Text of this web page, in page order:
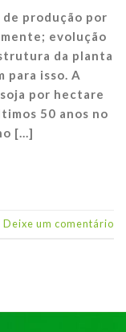
de produção por
evolução
da planta
para isso. A
por hectare
50 anos no
[…]
Deixe um comentário